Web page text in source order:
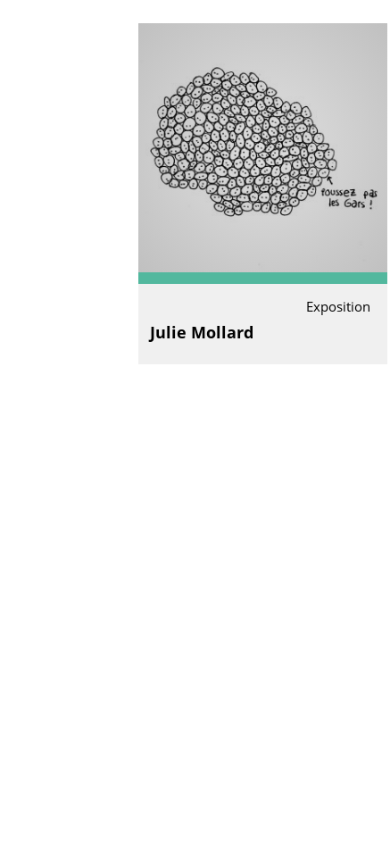
Exposition
Julie Mollard